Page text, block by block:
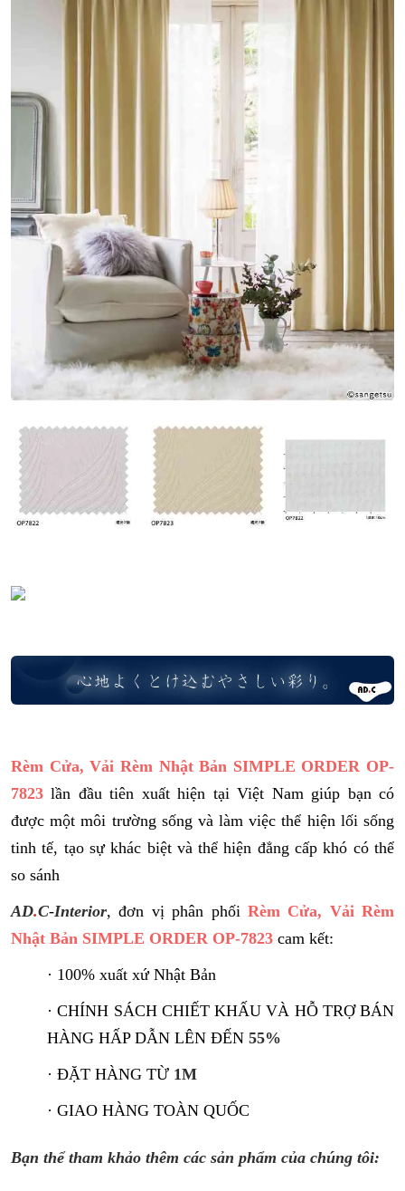
Rèm Cửa, Vải Rèm Nhật Bản SIMPLE ORDER OP-
7823 lần đầu tiên xuất hiện tại Việt Nam giúp bạn có
được một môi trường sống và làm việc thể hiện lối sống
tinh tế, tạo sự khác biệt và thể hiện đẳng cấp khó có thể
so sánh
AD.C-Interior, đơn vị phân phối Rèm Cửa, Vải Rèm
Nhật Bản SIMPLE ORDER OP-7823 cam kết:
· 100% xuất xứ Nhật Bản
· CHÍNH SÁCH CHIẾT KHẤU VÀ HỖ TRỢ BÁN
HÀNG HẤP DẪN LÊN ĐẾN 55%
· ĐẶT HÀNG TỪ 1M
· GIAO HÀNG TOÀN QUỐC
Bạn thể tham khảo thêm các sản phẩm của chúng tôi: